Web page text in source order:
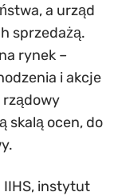
a urząd
sprzedażą.
rynek –
i akcje
rządowy
skalą ocen, do
IIHS, instytut